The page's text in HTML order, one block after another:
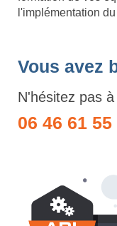
l'implémentation
Vous avez
N'hésitez pas
06 46 61 55